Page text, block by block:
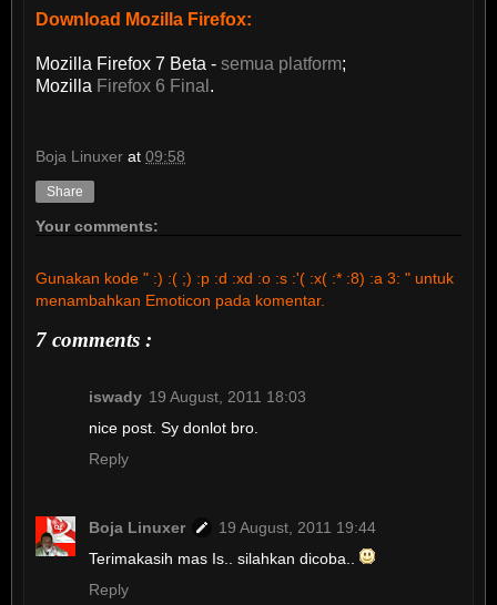
Download Mozilla Firefox:
Mozilla Firefox 7 Beta -semua platform;
Mozilla Firefox 6 Final .
Boja Linuxer at09:58
Share
Your comments:
Gunakan kode " :) :( ;) :p :d :xd :o :s :'( :x( :* :8) :a 3: " untuk
menambahkan Emoticon pada komentar.
7 comments :
iswady 19 August, 2011 18:03
nice post. Sy donlot bro.
Reply
Boja Linuxer
19 August, 2011 19:44
Terimakasih mas Is.. silahkan dicoba..
Reply